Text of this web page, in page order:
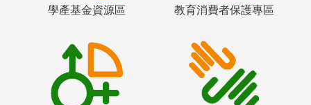
學產基金資源區 教育消費者保護專區